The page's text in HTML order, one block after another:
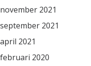
november 2021
september 2021
april 2021
februari 2020